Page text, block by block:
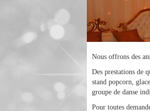
Nous offrons des
Des prestations de
stand popcorn,
groupe de danse
Pour toutes